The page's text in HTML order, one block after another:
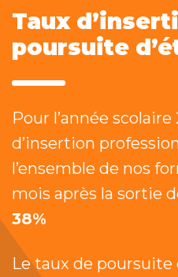
Taux
poursuite
Pour l’année
d’insertion
l’ensemble de nos
mois après la sortie
38%
Le taux de poursuite